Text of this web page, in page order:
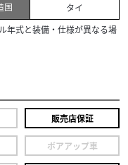
国
タイ
年式と装備・仕様が異なる場
販売店保証
ボアアップ車